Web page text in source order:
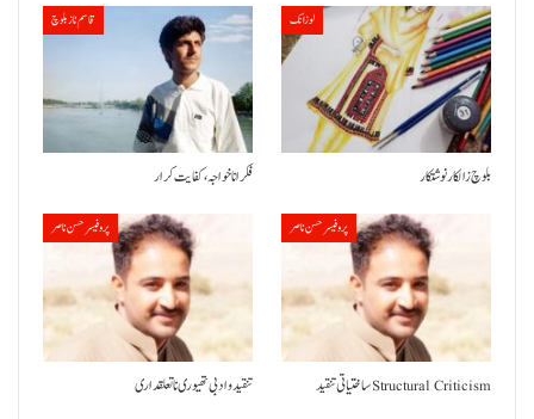
قاسم ناز بلوچ
فکر انا خواجہ، کفایت کرار
لوزانک
بلوچ زالکار نوشتکار
پروفیسر حسن ناصر
تنقید و ادبی تھیوری نا تعلقداری
پروفیسر حسن ناصر
ساختیاتی تنقید Structural Criticism